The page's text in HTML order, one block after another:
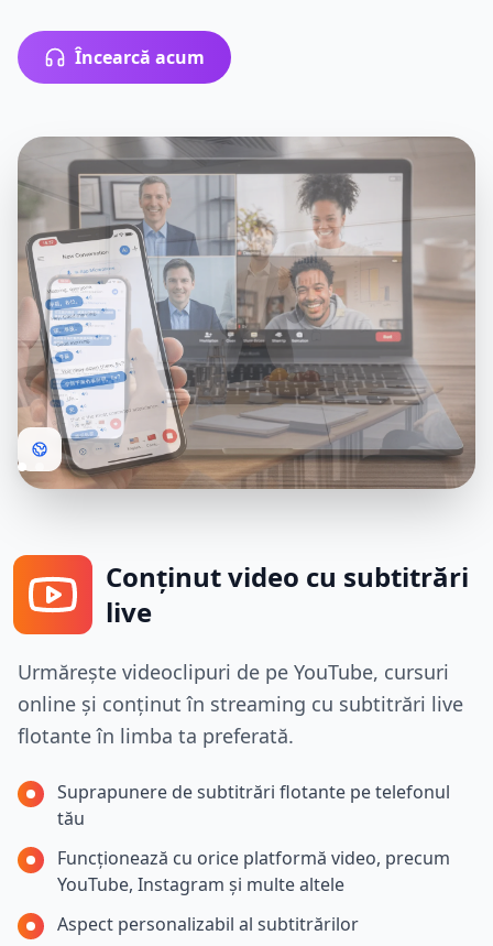
Încearcă acum
Conținut video cu subtitrări
live
Urmărește videoclipuri de pe YouTube, cursuri
online și conținut în streaming cu subtitrări live
flotante în limba ta preferată.
Suprapunere de subtitrări flotante pe telefonul
tău
Funcționează cu orice platformă video, precum
YouTube, Instagram și multe altele
Aspect personalizabil al subtitrărilor